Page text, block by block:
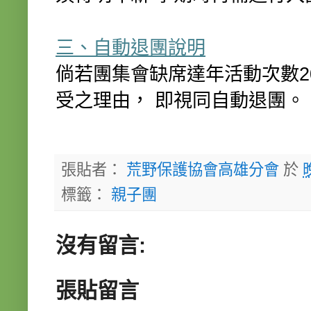
三、自動退團說明
倘若團集會缺席達年活動次數
受之理由， 即視同自動退團。
張貼者： 荒野保護協會高雄分會 於
標籤： 親子團
沒有留言:
張貼留言